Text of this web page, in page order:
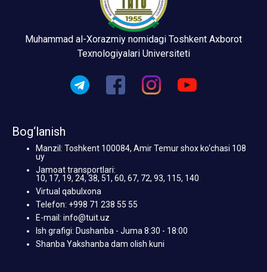
Muhammad al-Xorazmiy nomidagi Toshkent Axborot
Texnologiyalari Universiteti
Bog‘lanish
Manzil: Toshkent 100084, Amir Temur shox ko‘chasi 108
uy
Jamoat transportlari:
10, 17, 19, 24, 38, 51, 60, 67, 72, 93, 115, 140
Virtual qabulxona
Telefon: +998 71 238 55 55
E-mail: info@tuit.uz
Ish grafigi: Dushanba - Juma 8:30 - 18:00
Shanba Yakshanba dam olish kuni